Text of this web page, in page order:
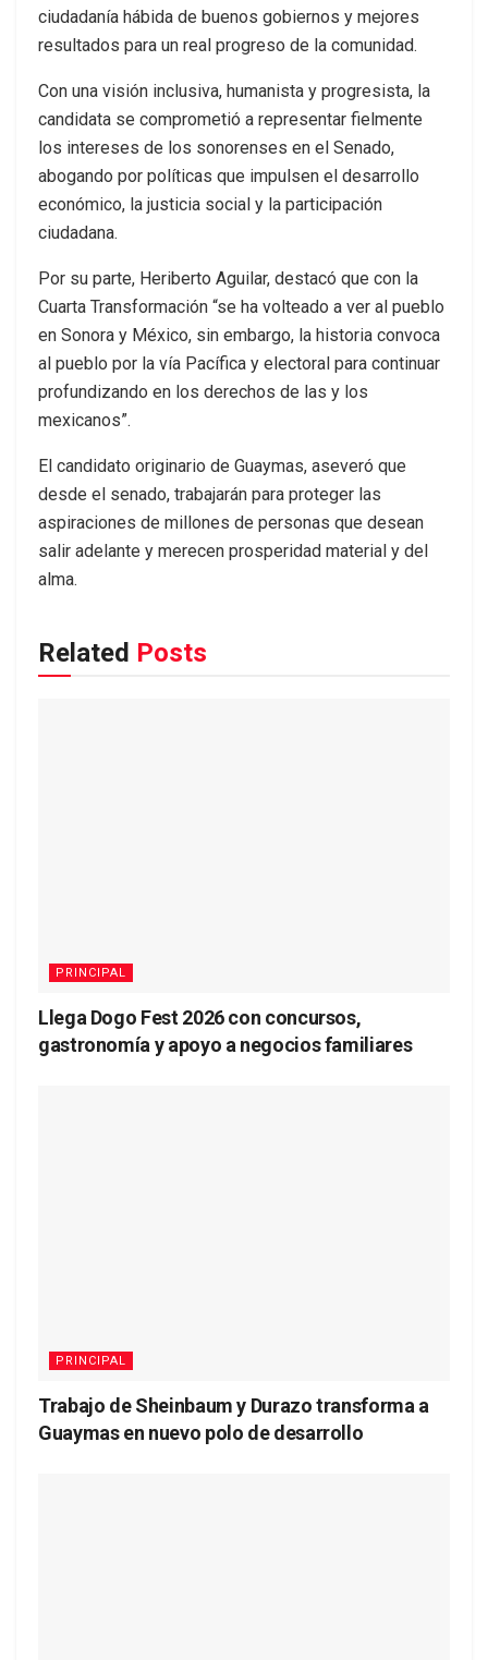
ciudadanía hábida de buenos gobiernos y mejores
resultados para un real progreso de la comunidad.
Con una visión inclusiva, humanista y progresista, la
candidata se comprometió a representar fielmente
los intereses de los sonorenses en el Senado,
abogando por políticas que impulsen el desarrollo
económico, la justicia social y la participación
ciudadana.
Por su parte, Heriberto Aguilar, destacó que con la
Cuarta Transformación “se ha volteado a ver al pueblo
en Sonora y México, sin embargo, la historia convoca
al pueblo por la vía Pacífica y electoral para continuar
profundizando en los derechos de las y los
mexicanos”.
El candidato originario de Guaymas, aseveró que
desde el senado, trabajarán para proteger las
aspiraciones de millones de personas que desean
salir adelante y merecen prosperidad material y del
alma.
Related Posts
PRINCIPAL
Llega Dogo Fest 2026 con concursos,
gastronomía y apoyo a negocios familiares
PRINCIPAL
Trabajo de Sheinbaum y Durazo transforma a
Guaymas en nuevo polo de desarrollo